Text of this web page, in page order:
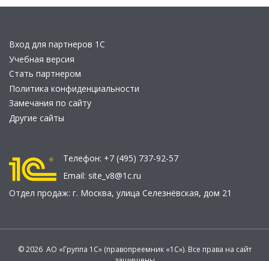
Вход для партнеров 1С
Учебная версия
Стать партнером
Политика конфиденциальности
Замечания по сайту
Другие сайты
Телефон: +7 (495) 737-92-57
Email: site_v8@1c.ru
Отдел продаж: г. Москва, улица Селезнёвская, дом 21
© 2026 АО «Группа 1С» (правопреемник «1С»). Все права на сайт